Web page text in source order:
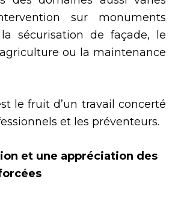
sur monuments
la sécurisation de façade, le
ou la maintenance
le fruit d’un travail concerté
et les préventeurs.
et une appréciation des